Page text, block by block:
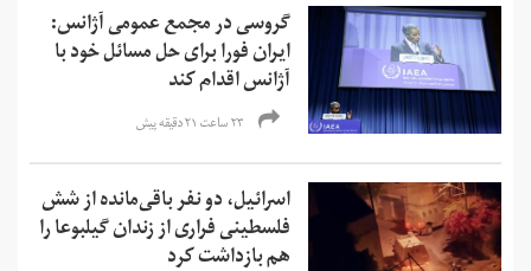
گروسی در مجمع عمومی آژانس:
ایران فورا برای حل مسائل خود با
آژانس اقدام کند
۲۳ ساعت ۲۱ دقیقه پیش
اسرائیل، دو نفر باقی‌مانده از شش
فلسطینی فراری از زندان گیلبوعا را
هم بازداشت کرد